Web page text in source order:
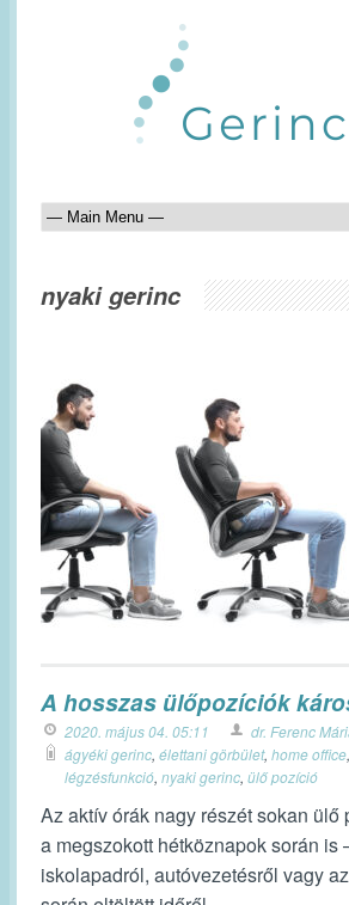
nyaki gerinc
A hosszas ülőpozíciók
2020. május 04. 05:11 dr. Ferenc
ágyéki gerinc, élettani görbület, home office,
légzésfunkció, nyaki gerinc, ülő pozíció
Az aktív órák nagy részét sokan ülő
a megszokott hétköznapok során is
iskolapadról, autóvezetésről vagy